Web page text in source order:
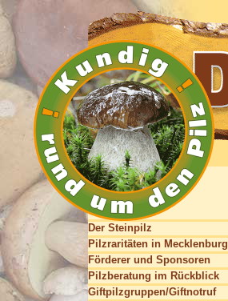
Der Steinpilz
Pilzraritäten in Mecklenburg
Förderer und Sponsoren
Pilzberatung im Rückblick
Giftpilzgruppen/Giftnotruf